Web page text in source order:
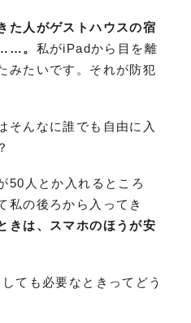
た人がゲストハウスの宿
。 私がiPadから目を離
みたいです。それが防犯
そんなに誰でも自由に入
50人とか入れるところ
私の後ろから入ってき
きは、スマホのほうが安
ても必要なときってどう